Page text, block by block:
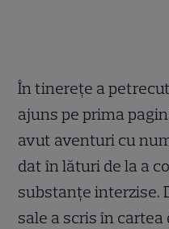
În tinerețe a
ajuns pe prima
avut aventuri cu
dat în lături de la a
substanțe interzise.
sale a scris în